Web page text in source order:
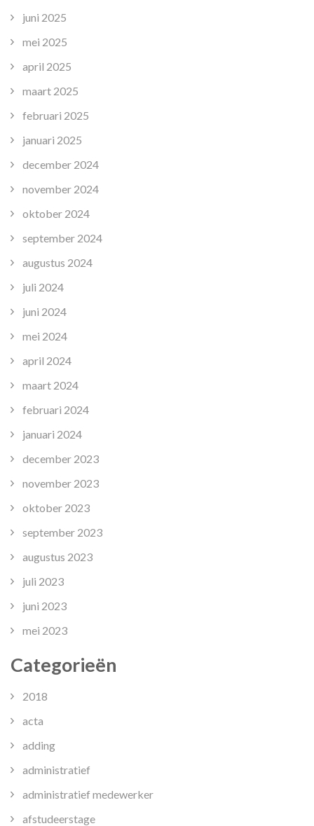
juni 2025
mei 2025
april 2025
maart 2025
februari 2025
januari 2025
december 2024
november 2024
oktober 2024
september 2024
augustus 2024
juli 2024
juni 2024
mei 2024
april 2024
maart 2024
februari 2024
januari 2024
december 2023
november 2023
oktober 2023
september 2023
augustus 2023
juli 2023
juni 2023
mei 2023
Categorieën
2018
acta
adding
administratief
administratief medewerker
afstudeerstage